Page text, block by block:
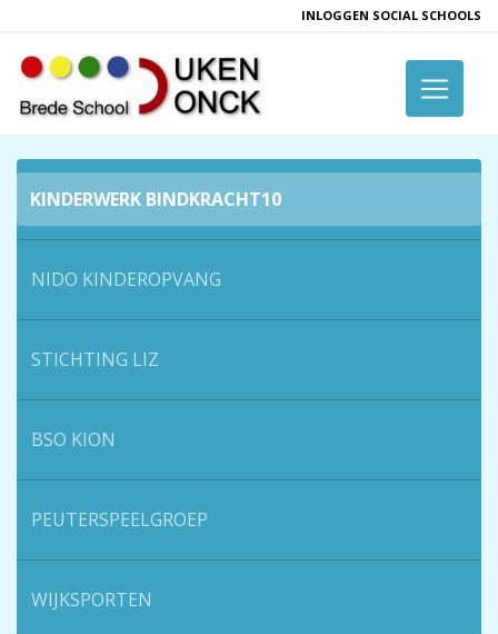
INLOGGEN SOCIAL SCHOOLS
KINDERWERK BINDKRACHT10
NIDO KINDEROPVANG
STICHTING LIZ
BSO KION
PEUTERSPEELGROEP
WIJKSPORTEN